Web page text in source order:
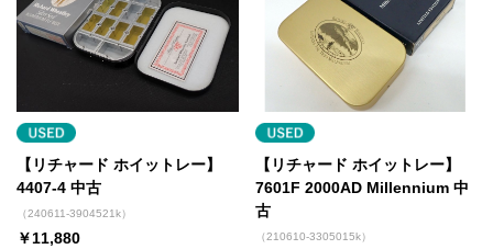
【リチャード ホイットレー】
4407-4 中古
（240611-3904521k）
￥11,880
【リチャード ホイットレー】
7601F 2000AD Millennium 中
古
（210610-3305015k）